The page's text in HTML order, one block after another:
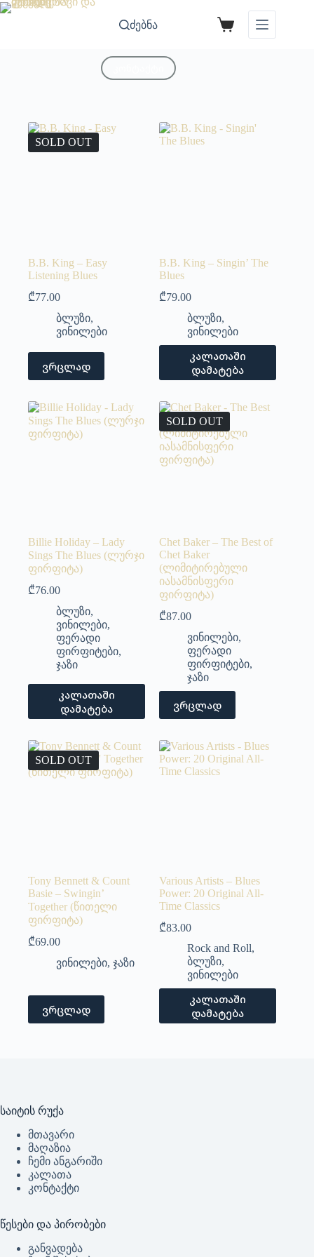
ძებნა
SOLD OUT
B.B. King – Easy
Listening Blues
₾77.00
ბლუზი,
ვინილები
ვრცლად
B.B. King – Singin’ The
Blues
₾79.00
ბლუზი,
ვინილები
კალათაში
დამატება
Billie Holiday – Lady
Sings The Blues (ლურჯი
ფირფიტა)
₾76.00
ბლუზი,
ვინილები,
ფერადი
ფირფიტები,
ჯაზი
კალათაში
დამატება
SOLD OUT
Chet Baker – The Best of
Chet Baker
(ლიმიტირებული
იასამნისფერი
ფირფიტა)
₾87.00
ვინილები,
ფერადი
ფირფიტები,
ჯაზი
ვრცლად
SOLD OUT
Tony Bennett & Count
Basie – Swingin’
Together (წითელი
ფირფიტა)
₾69.00
ვინილები, ჯაზი
ვრცლად
Various Artists – Blues
Power: 20 Original All-
Time Classics
₾83.00
Rock and Roll,
ბლუზი,
ვინილები
კალათაში
დამატება
საიტის რუქა
მთავარი
მაღაზია
ჩემი ანგარიში
კალათა
კონტაქტი
წესები და პირობები
განვადება